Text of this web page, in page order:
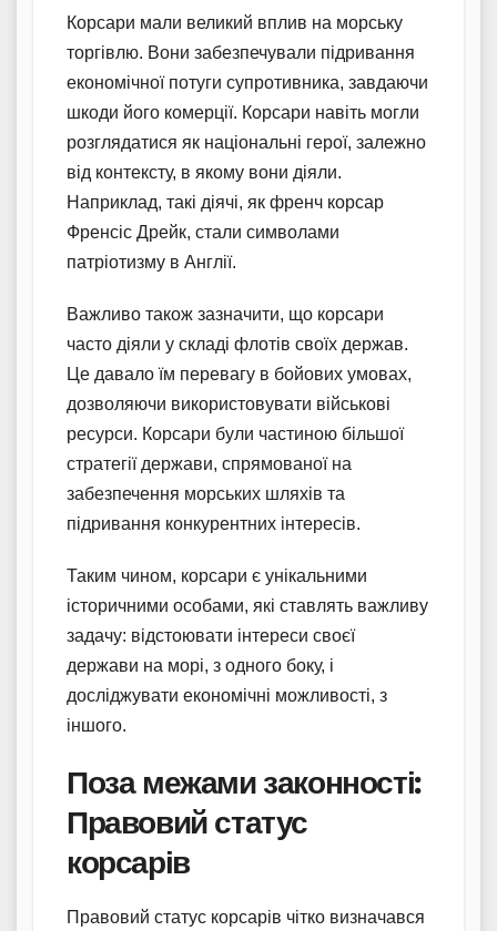
Корсари мали великий вплив на морську
торгівлю. Вони забезпечували підривання
економічної потуги супротивника, завдаючи
шкоди його комерції. Корсари навіть могли
розглядатися як національні герої, залежно
від контексту, в якому вони діяли.
Наприклад, такі діячі, як френч корсар
Френсіс Дрейк, стали символами
патріотизму в Англії.
Важливо також зазначити, що корсари
часто діяли у складі флотів своїх держав.
Це давало їм перевагу в бойових умовах,
дозволяючи використовувати військові
ресурси. Корсари були частиною більшої
стратегії держави, спрямованої на
забезпечення морських шляхів та
підривання конкурентних інтересів.
Таким чином, корсари є унікальними
історичними особами, які ставлять важливу
задачу: відстоювати інтереси своєї
держави на морі, з одного боку, і
досліджувати економічні можливості, з
іншого.
Поза межами законності:
Правовий статус
корсарів
Правовий статус корсарів чітко визначався